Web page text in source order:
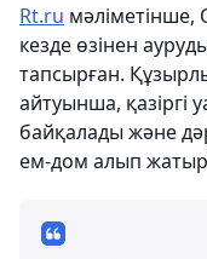
Rt.ru мәліметінше,
кезде өзінен
тапсырған.
айтуынша, қазіргі
байқалады және
ем-дом алып